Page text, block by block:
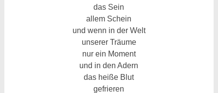
das Sein
allem Schein
und wenn in der Welt
unserer Träume
nur ein Moment
und in den Adern
das heiße Blut
gefrieren